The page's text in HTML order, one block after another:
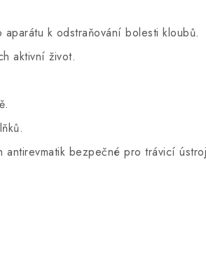
k odstraňování bolesti kloubů.
aktivní život.
bezpečné pro trávicí